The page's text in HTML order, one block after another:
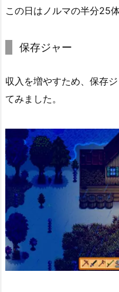
この日はノルマの半分25
保存ジャー
収入を増やすため、保存
てみました。